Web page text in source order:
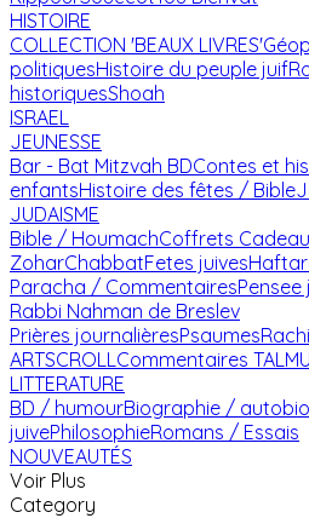
HISTOIRE
COLLECTION 'BEAUX LIVRES'
politiquesHistoire du peuple juif
historiquesShoah
ISRAEL
JEUNESSE
Bar - Bat Mitzvah BDContes et
enfantsHistoire des fêtes / Bible
JUDAISME
Bible / HoumachCoffrets
ZoharChabbatFetes juives
Paracha / Commentaires
Rabbi Nahman de Breslev
Prières journalièresPsaumesRachi
ARTSCROLL Commentaires
LITTERATURE
BD / humourBiographie /
juivePhilosophieRomans / Essais
NOUVEAUTÉS
Voir Plus
Category